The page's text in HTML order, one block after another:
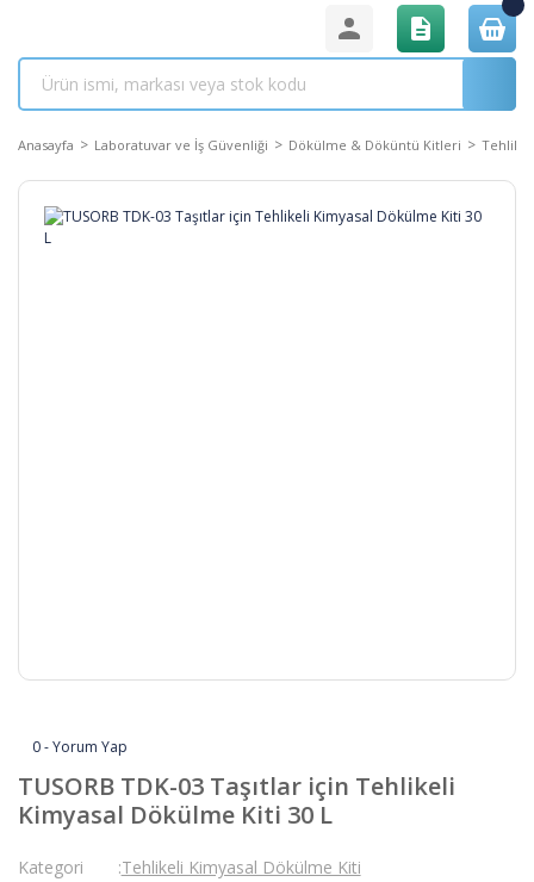
Anasayfa Laboratuvar ve İş Güvenliği Dökülme & Döküntü Kitleri
0 - Yorum Yap
TUSORB TDK-03 Taşıtlar için Tehlikeli
Kimyasal Dökülme Kiti 30 L
Kategori
Tehlikeli Kimyasal Dökülme Kiti